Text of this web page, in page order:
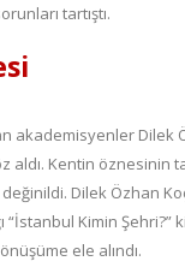
tartıştı.
akademisyenler Dilek
aldı. Kentin öznesinin
Dilek Özhan
“İstanbul Kimin Şehri?”
ele alındı.